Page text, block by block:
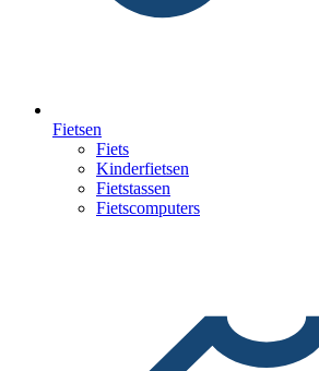
Fietsen
Fiets
Kinderfietsen
Fietstassen
Fietscomputers